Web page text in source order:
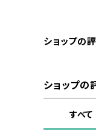
ショップの
ショップの
すべて